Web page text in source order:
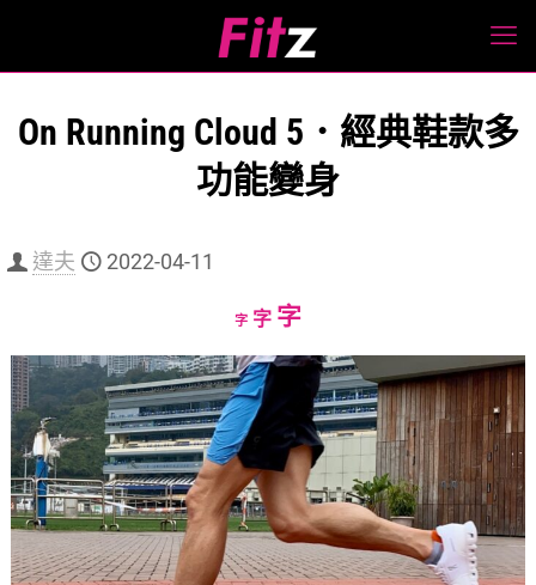
On Running Cloud 5．經典鞋款多
功能變身
達夫 2022-04-11
字Decrease
size.
字Reset
size.
字Increase
size.